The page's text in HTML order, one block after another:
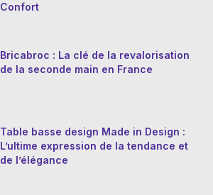
Confort
Bricabroc : La clé de la revalorisation
de la seconde main en France
Table basse design Made in Design :
L’ultime expression de la tendance et
de l’élégance